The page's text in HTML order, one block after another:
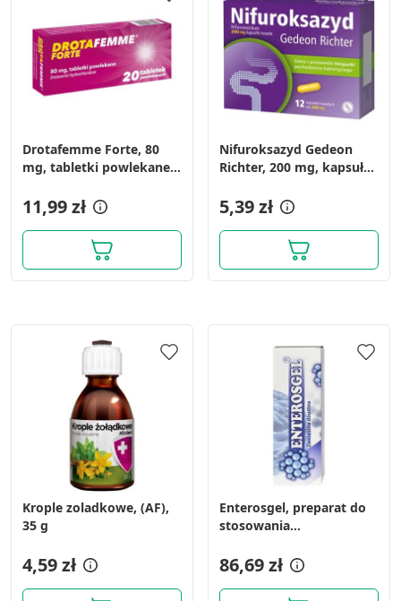
Drotafemme Forte, 80
mg, tabletki powlekane,
11,99 zł
Nifuroksazyd Gedeon
Richter, 200 mg, kapsułki
5,39 zł
Krople zoladkowe, (AF),
35 g
4,59 zł
Enterosgel, preparat do
stosowania
g
86,69 zł